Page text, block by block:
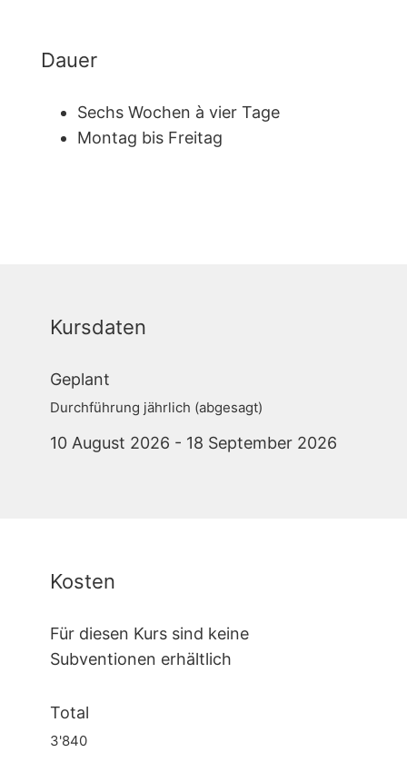
Dauer
Sechs Wochen à vier Tage
Montag bis Freitag
Kursdaten
Geplant
Durchführung jährlich (abgesagt)
10 August 2026 - 18 September 2026
Kosten
Für diesen Kurs sind keine
Subventionen erhältlich
Total
3'840